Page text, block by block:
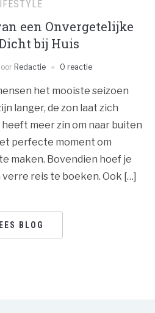
een Onvergetelijke
bij Huis
Redactie 0 reactie
het mooiste seizoen
langer, de zon laat zich
meer zin om naar buiten
perfecte moment om
maken. Bovendien hoef je
reis te boeken. Ook […]
BLOG